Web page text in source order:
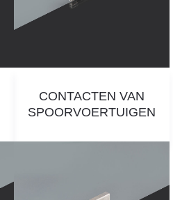
CONTACTEN VAN
SPOORVOERTUIGEN